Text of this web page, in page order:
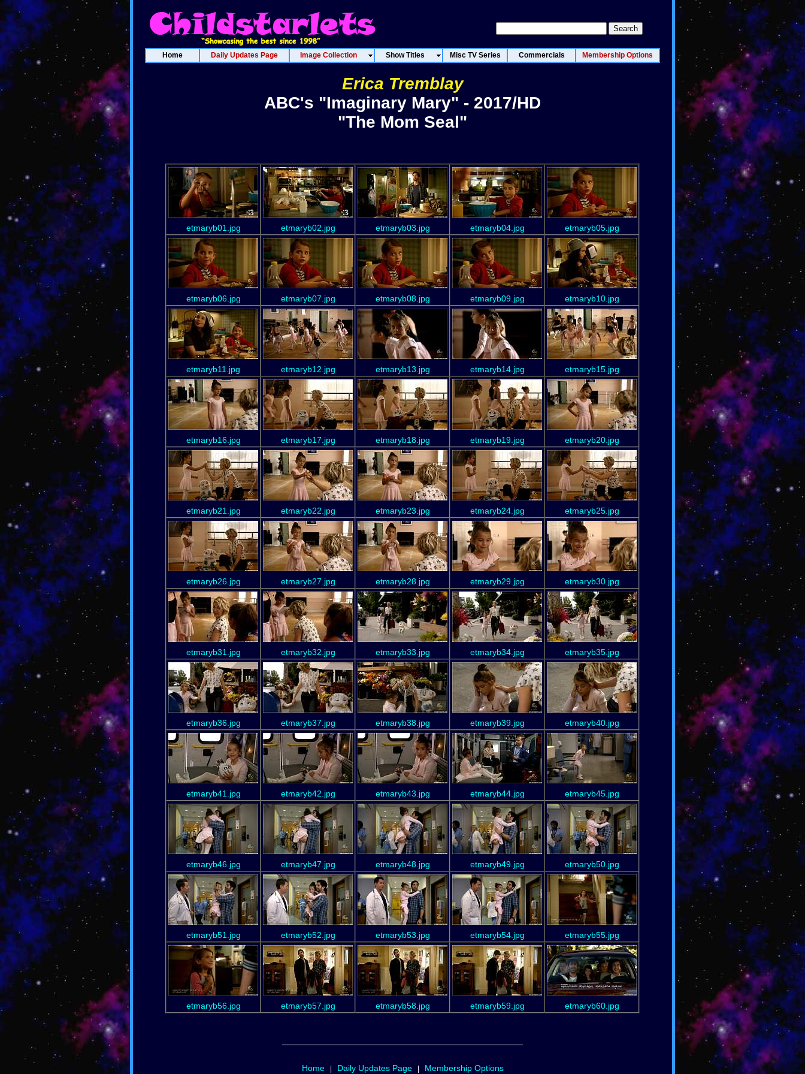
Home Daily Updates Page Image Collection Show Titles Misc TV Series Commercials Membership Options
Erica Tremblay
ABC's "Imaginary Mary" - 2017/HD
"The Mom Seal"
etmaryb01.jpg etmaryb02.jpg etmaryb03.jpg etmaryb04.jpg etmaryb05.jpg
etmaryb06.jpg etmaryb07.jpg etmaryb08.jpg etmaryb09.jpg etmaryb10.jpg
etmaryb11.jpg etmaryb12.jpg etmaryb13.jpg etmaryb14.jpg etmaryb15.jpg
etmaryb16.jpg etmaryb17.jpg etmaryb18.jpg etmaryb19.jpg etmaryb20.jpg
etmaryb21.jpg etmaryb22.jpg etmaryb23.jpg etmaryb24.jpg etmaryb25.jpg
etmaryb26.jpg etmaryb27.jpg etmaryb28.jpg etmaryb29.jpg etmaryb30.jpg
etmaryb31.jpg etmaryb32.jpg etmaryb33.jpg etmaryb34.jpg etmaryb35.jpg
etmaryb36.jpg etmaryb37.jpg etmaryb38.jpg etmaryb39.jpg etmaryb40.jpg
etmaryb41.jpg etmaryb42.jpg etmaryb43.jpg etmaryb44.jpg etmaryb45.jpg
etmaryb46.jpg etmaryb47.jpg etmaryb48.jpg etmaryb49.jpg etmaryb50.jpg
etmaryb51.jpg etmaryb52.jpg etmaryb53.jpg etmaryb54.jpg etmaryb55.jpg
etmaryb56.jpg etmaryb57.jpg etmaryb58.jpg etmaryb59.jpg etmaryb60.jpg
Home| Daily Updates Page| Membership Options